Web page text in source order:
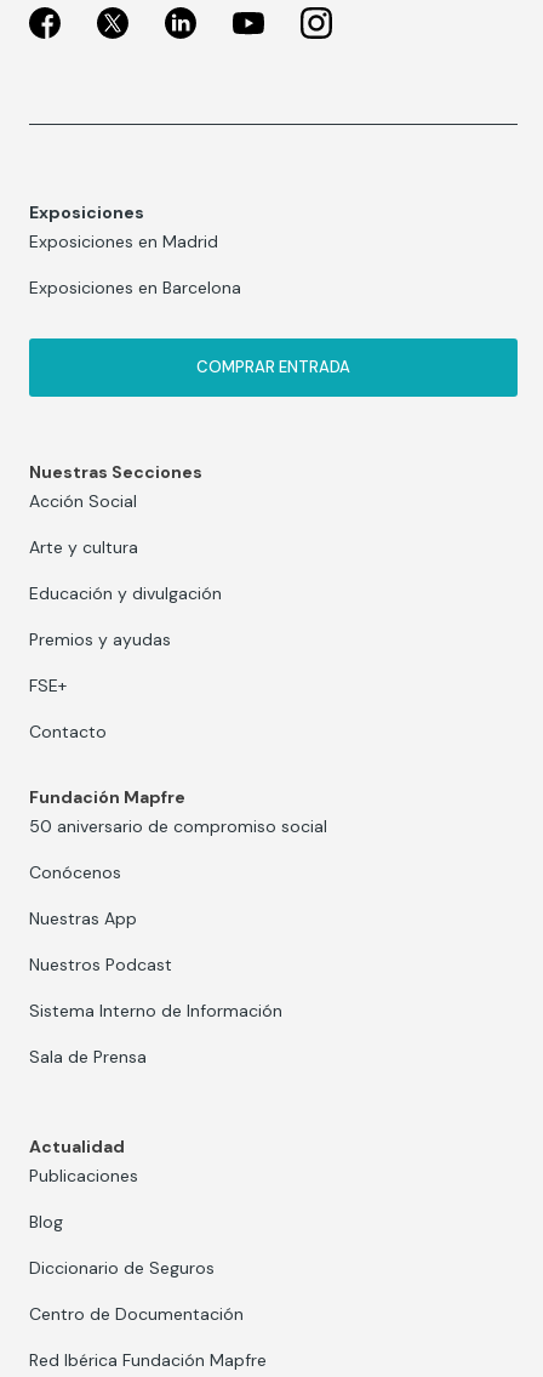
Exposiciones
Exposiciones en Madrid
Exposiciones en Barcelona
COMPRAR ENTRADA
Nuestras Secciones
Acción Social
Arte y cultura
Educación y divulgación
Premios y ayudas
FSE+
Contacto
Fundación Mapfre
50 aniversario de compromiso social
Conócenos
Nuestras App
Nuestros Podcast
Sistema Interno de Información
Sala de Prensa
Actualidad
Publicaciones
Blog
Diccionario de Seguros
Centro de Documentación
Red Ibérica Fundación Mapfre